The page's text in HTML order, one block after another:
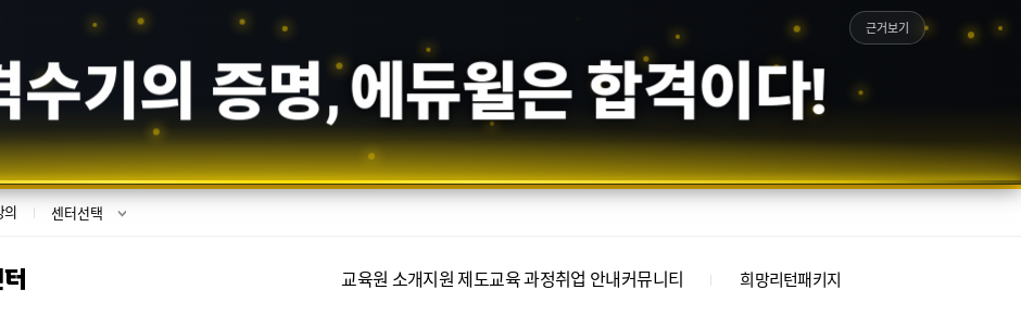
수기의 증명,에듀윌은 합격이다!
근거보기
의 센터선택
교육원 소개지원 제도교육 과정취업 안내 커뮤니티 희망리턴패키지